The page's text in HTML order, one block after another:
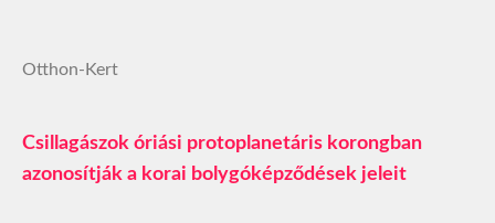
Otthon-Kert
Csillagászok óriási protoplanetáris korongban
azonosítják a korai bolygóképződések jeleit